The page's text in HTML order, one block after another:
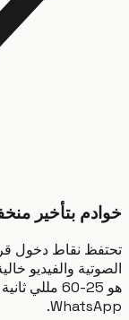
بتأخير منخفض
نقاط دخول قريبة
والفيديو